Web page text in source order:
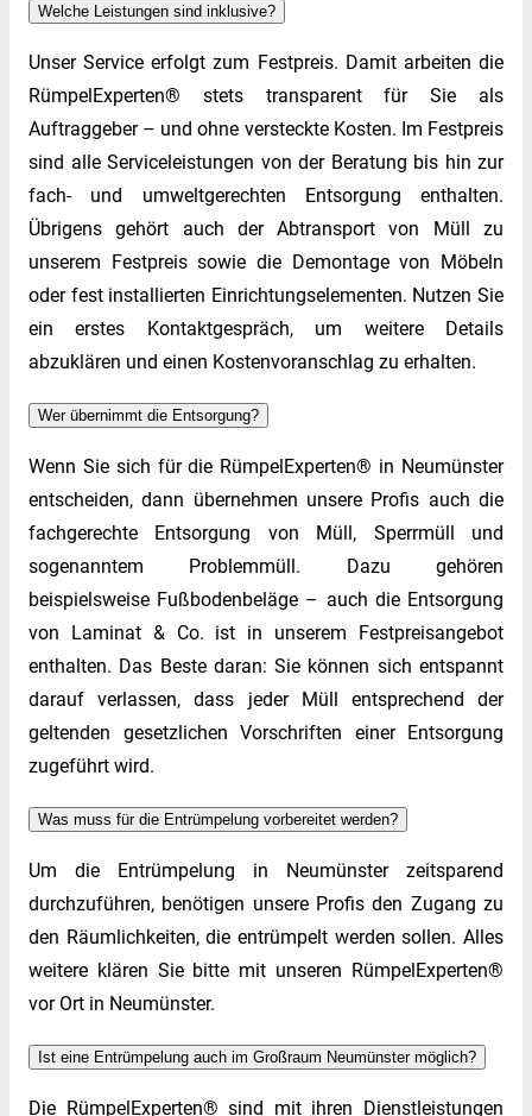
Welche Leistungen sind inklusive?
Unser Service erfolgt zum Festpreis. Damit arbeiten die
RümpelExperten® stets transparent für Sie als
Auftraggeber – und ohne versteckte Kosten. Im Festpreis
sind alle Serviceleistungen von der Beratung bis hin zur
fach- und umweltgerechten Entsorgung enthalten.
Übrigens gehört auch der Abtransport von Müll zu
unserem Festpreis sowie die Demontage von Möbeln
oder fest installierten Einrichtungselementen. Nutzen Sie
ein erstes Kontaktgespräch, um weitere Details
abzuklären und einen Kostenvoranschlag zu erhalten.
Wer übernimmt die Entsorgung?
Wenn Sie sich für die RümpelExperten® in Neumünster
entscheiden, dann übernehmen unsere Profis auch die
fachgerechte Entsorgung von Müll, Sperrmüll und
sogenanntem Problemmüll. Dazu gehören
beispielsweise Fußbodenbeläge – auch die Entsorgung
von Laminat & Co. ist in unserem Festpreisangebot
enthalten. Das Beste daran: Sie können sich entspannt
darauf verlassen, dass jeder Müll entsprechend der
geltenden gesetzlichen Vorschriften einer Entsorgung
zugeführt wird.
Was muss für die Entrümpelung vorbereitet werden?
Um die Entrümpelung in Neumünster zeitsparend
durchzuführen, benötigen unsere Profis den Zugang zu
den Räumlichkeiten, die entrümpelt werden sollen. Alles
weitere klären Sie bitte mit unseren RümpelExperten®
vor Ort in Neumünster.
Ist eine Entrümpelung auch im Großraum Neumünster möglich?
Die RümpelExperten® sind mit ihren Dienstleistungen